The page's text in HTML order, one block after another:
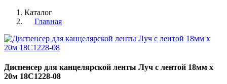
Каталог
Главная
Диспенсер для канцелярской ленты Луч с лентой 18мм х
20м 18С1228-08